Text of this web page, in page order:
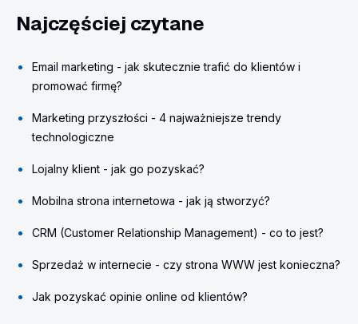
Najczęściej czytane
Email marketing - jak skutecznie trafić do klientów i
promować firmę?
Marketing przyszłości - 4 najważniejsze trendy
technologiczne
Lojalny klient - jak go pozyskać?
Mobilna strona internetowa - jak ją stworzyć?
CRM (Customer Relationship Management) - co to jest?
Sprzedaż w internecie - czy strona WWW jest konieczna?
Jak pozyskać opinie online od klientów?